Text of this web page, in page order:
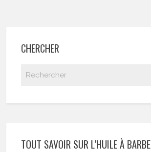
CHERCHER
TOUT SAVOIR SUR L’HUILE À BARBE